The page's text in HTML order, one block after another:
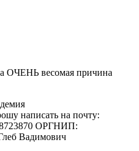
ОЧЕНЬ весомая причина
написать на почту:
ОРГНИП:
Вадимович